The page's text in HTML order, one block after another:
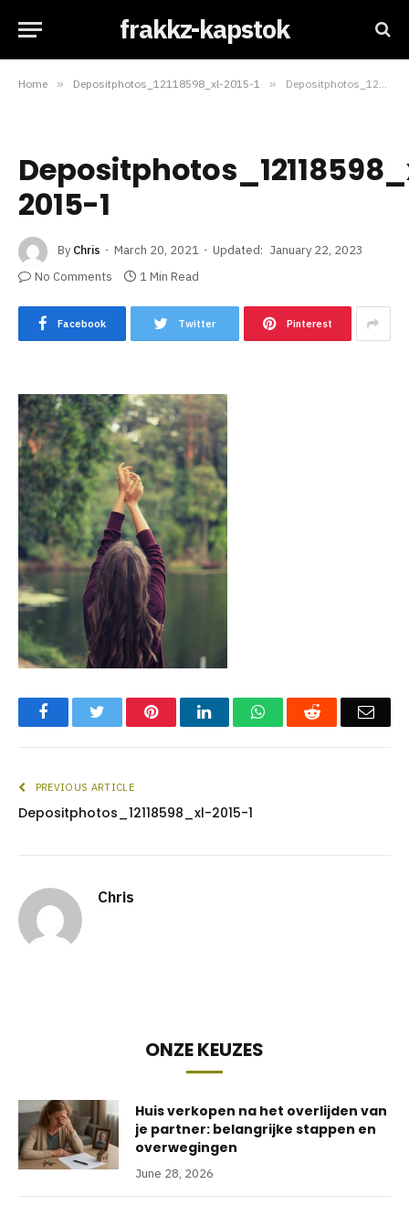
frakkz-kapstok
Home » Depositphotos_12118598_xl-2015-1 » Depositphotos_12118598_xl-2015-1
2015-1
By Chris March 20, 2021 Updated: January 22, 2023
No Comments
1 Min Read
Facebook Twitter Pinterest
FacebookTwitter PinterestLinkedInWhatsAppReddit
PREVIOUS ARTICLE
Depositphotos_12118598_xl-2015-1
Chris
ONZE KEUZES
Huis verkopen na het overlijden van
je partner: belangrijke stappen en
overwegingen
June 28, 2026